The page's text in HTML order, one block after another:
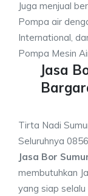
Juga menjual
Pompa air
International,
Pompa Mesin
Jasa
Tirta Nadi
Seluruhnya
Jasa Bor
membutuhkan
yang siap